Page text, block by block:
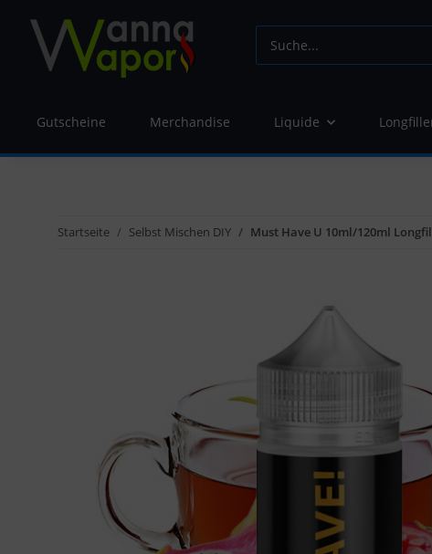
Gutscheine Merchandise Liquide
Startseite Selbst Mischen DIY Must Have U 10ml/120ml